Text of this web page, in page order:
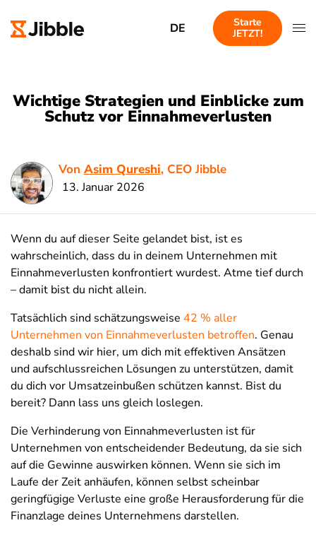
DE
Starte
JETZT!
Wichtige Strategien und Einblicke zum
Schutz vor Einnahmeverlusten
Von Asim Qureshi, CEO Jibble
13. Januar 2026
Wenn du auf dieser Seite gelandet bist, ist es
wahrscheinlich, dass du in deinem Unternehmen mit
Einnahmeverlusten konfrontiert wurdest. Atme tief durch
– damit bist du nicht allein.
Tatsächlich sind schätzungsweise 42 % aller
Unternehmen von Einnahmeverlusten betroffen. Genau
deshalb sind wir hier, um dich mit effektiven Ansätzen
und aufschlussreichen Lösungen zu unterstützen, damit
du dich vor Umsatzeinbußen schützen kannst. Bist du
bereit? Dann lass uns gleich loslegen.
Die Verhinderung von Einnahmeverlusten ist für
Unternehmen von entscheidender Bedeutung, da sie sich
auf die Gewinne auswirken können. Wenn sie sich im
Laufe der Zeit anhäufen, können selbst scheinbar
geringfügige Verluste eine große Herausforderung für die
Finanzlage deines Unternehmens darstellen.